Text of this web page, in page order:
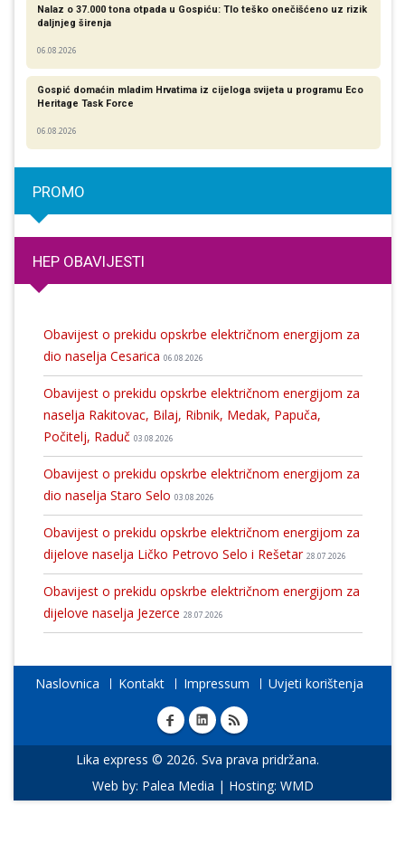
Nalaz o 37.000 tona otpada u Gospiću: Tlo teško onečišćeno uz rizik
daljnjeg širenja
06.08.2026
Gospić domaćin mladim Hrvatima iz cijeloga svijeta u programu Eco
Heritage Task Force
06.08.2026
PROMO
HEP OBAVIJESTI
Obavijest o prekidu opskrbe električnom energijom za
dio naselja Cesarica 06.08.2026
Obavijest o prekidu opskrbe električnom energijom za
naselja Rakitovac, Bilaj, Ribnik, Medak, Papuča,
Počitelj, Raduč 03.08.2026
Obavijest o prekidu opskrbe električnom energijom za
dio naselja Staro Selo 03.08.2026
Obavijest o prekidu opskrbe električnom energijom za
dijelove naselja Ličko Petrovo Selo i Rešetar 28.07.2026
Obavijest o prekidu opskrbe električnom energijom za
dijelove naselja Jezerce 28.07.2026
Naslovnica Kontakt Impressum Uvjeti korištenja
Lika express © 2026. Sva prava pridržana.
Web by: Palea Media | Hosting: WMD